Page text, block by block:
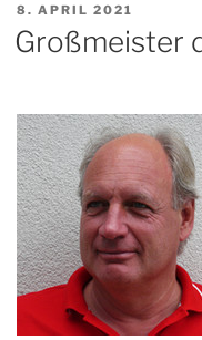
VERÖFFENTLICHT
AM
8. APRIL 2021
Großmeister